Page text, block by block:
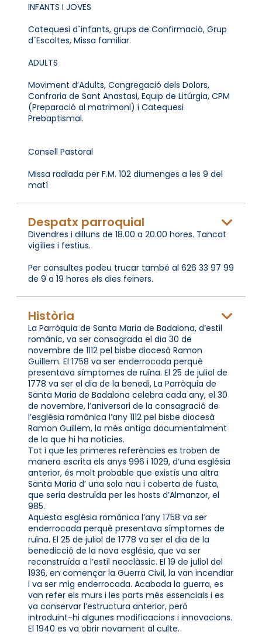
INFANTS I JOVES
Catequesi d´infants, grups de Confirmació, Grup
d´Escoltes, Missa familiar.
ADULTS
Moviment d’Adults, Congregació dels Dolors,
Confraria de Sant Anastasi, Equip de Litúrgia, CPM
(Preparació al matrimoni) i Catequesi
Prebaptismal.
Consell Pastoral
Missa radiada per F.M. 102 diumenges a les 9 del
matí
Despatx parroquial
Divendres i dilluns de 18.00 a 20.00 hores. Tancat
vigílies i festius.
Per consultes podeu trucar també al 626 33 97 99
de 9 a 19 hores els dies feiners.
Història
La Parròquia de Santa Maria de Badalona, d’estil
romànic, va ser consagrada el dia 30 de
novembre de 1112 pel bisbe diocesà Ramon
Guillem. El 1758 va ser enderrocada perquè
presentava símptomes de ruïna. El 25 de juliol de
1778 va ser el dia de la benedi, La Parròquia de
Santa Maria de Badalona celebra cada any, el 30
de novembre, l’aniversari de la consagració de
l’església romànica l’any 1112 pel bisbe diocesà
Ramon Guillem, la més antiga documentalment
de la que hi ha noticies.
Tot i que les primeres referències es troben de
manera escrita els anys 996 i 1029, d’una església
anterior, és molt probable que existís una altra
Santa Maria d’ una sola nau i coberta de fusta,
que seria destruïda per les hosts d’Almanzor, el
985.
Aquesta església romànica l’any 1758 va ser
enderrocada perquè presentava símptomes de
ruïna. El 25 de juliol de 1778 va ser el dia de la
benedicció de la nova església, que va ser
reconstruïda a l’estil neoclàssic. El 19 de juliol del
1936, en començar la Guerra Civil, la van incendiar
i va ser mig enderrocada. Acabada la guerra, es
van refer els murs i les parts més essencials i es
va conservar l’estructura anterior, però
introduint-hi algunes modificacions i innovacions.
El 1940 es va obrir novament al culte.